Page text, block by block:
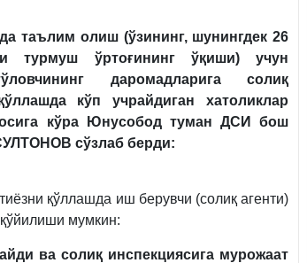
таълим олиш(ўзининг, шунингдек 26
турмуш ўртоғининг ўқиши)учун
даромадларига
солиқ
ўллашда кўп учрайдиган
хатоликлар
кўра Юнусобод туман ДСИ
бош
сўзлаб берди:
қўллашда иш берувчи (солиқ агенти)
мумкин:
ва солиқ инспекциясига мурожаат